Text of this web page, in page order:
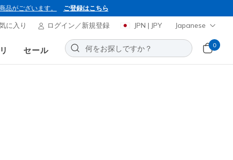
品がございます。 ご登録はこちら
に入り ログイン／新規登録 JPN | JPY Japanese
セール
0